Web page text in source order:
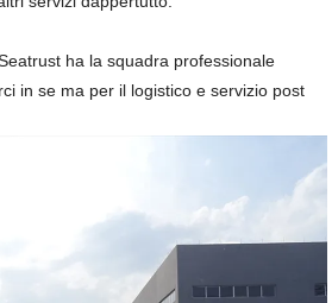
ha la squadra professionale
in se ma per il logistico e servizio post